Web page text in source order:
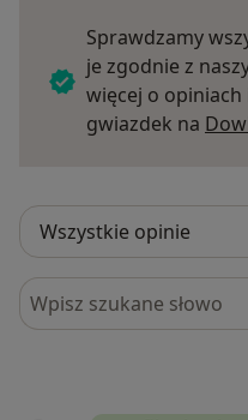
Sprawdzamy
je zgodnie z
więcej o
gwiazdek na
Szukaj w opiniach